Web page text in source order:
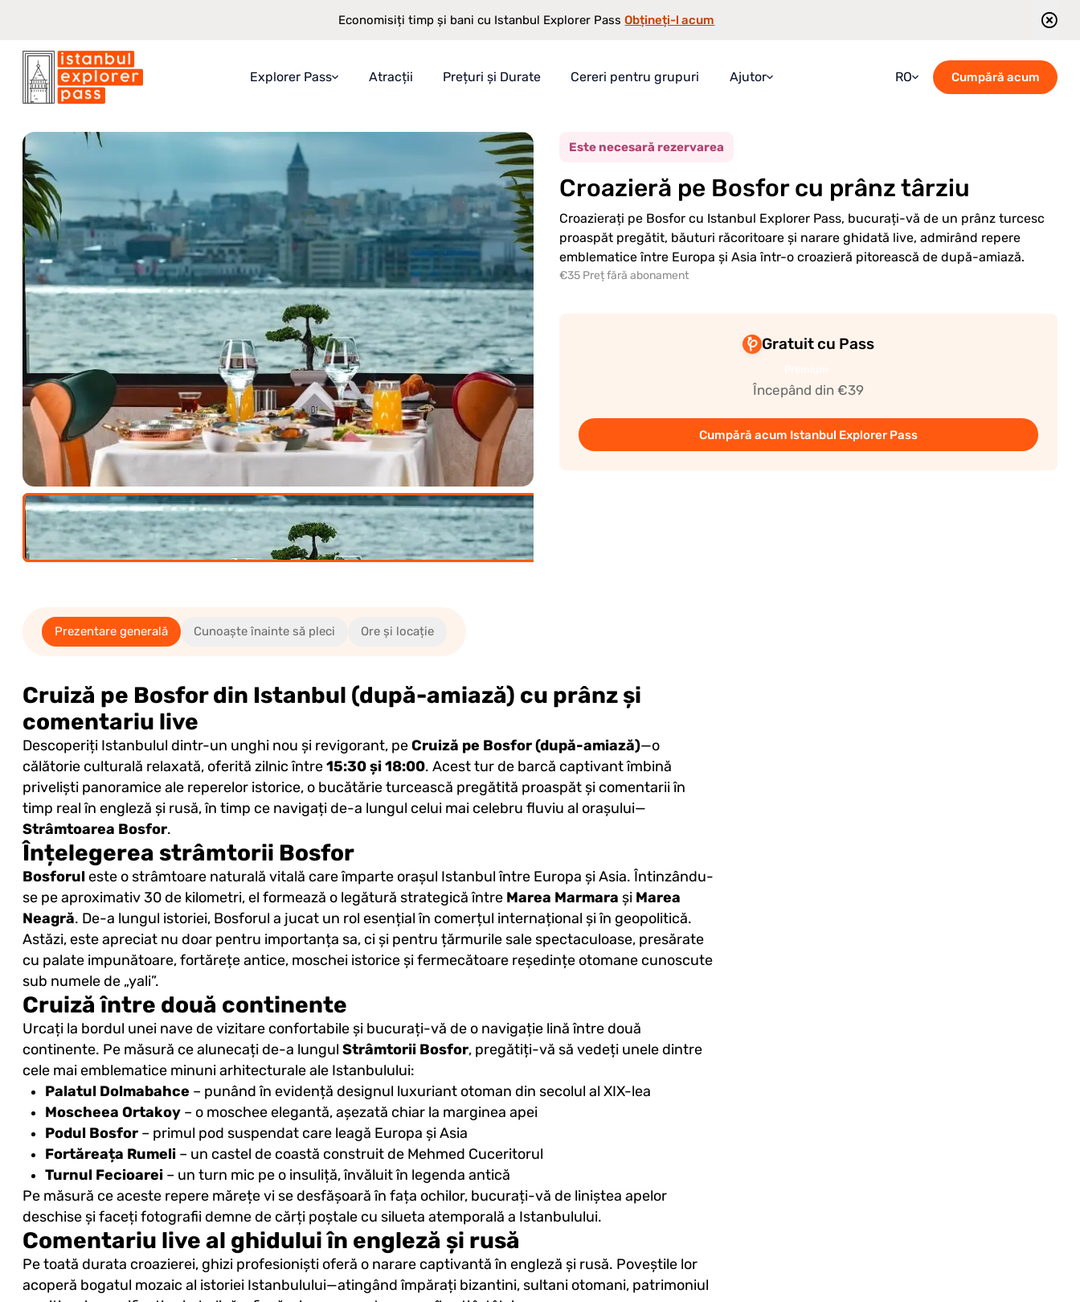
Economisiți timp și bani cu Istanbul Explorer PassObțineți-l acum
Explorer Pass
Ce Primești
Cum funcționează
Garanție de Economisire
Atracții Prețuri și Durate Cereri pentru grupuri Ajutor
Blog
Contactați-ne
Programul tururilor ghidate
RO
French
German
Italian
Cumpără acum
Istanbul Explorer Pass
Este necesară rezervarea
Croazieră pe Bosfor cu prânz târziu
Croazierați pe Bosfor cu Istanbul Explorer Pass, bucurați-vă de un prânz turcesc
proaspăt pregătit, băuturi răcoritoare și narare ghidată live, admirând repere
emblematice între Europa și Asia într-o croazieră pitorească de după-amiază.
€35 Preț fără abonament
Gratuit cu Pass
Începând din €39
Cumpără acum Istanbul Explorer Pass
Prezentare generală Cunoaște înainte să pleci Ore și locație
Cruiză pe Bosfor din Istanbul (după-amiază) cu prânz și
comentariu live
Descoperiți Istanbulul dintr-un unghi nou și revigorant, pe Cruiză pe Bosfor (după-amiază)—o
călătorie culturală relaxată, oferită zilnic între 15:30 și 18:00. Acest tur de barcă captivant îmbină
priveliști panoramice ale reperelor istorice, o bucătărie turcească pregătită proaspăt și comentarii în
timp real în engleză și rusă, în timp ce navigați de-a lungul celui mai celebru fluviu al orașului—
Strâmtoarea Bosfor.
Înțelegerea strâmtorii Bosfor
Bosforul este o strâmtoare naturală vitală care împarte orașul Istanbul între Europa și Asia. Întinzându-
se pe aproximativ 30 de kilometri, el formează o legătură strategică între Marea Marmara și Marea
Neagră. De-a lungul istoriei, Bosforul a jucat un rol esențial în comerțul internațional și în geopolitică.
Astăzi, este apreciat nu doar pentru importanța sa, ci și pentru țărmurile sale spectaculoase, presărate
cu palate impunătoare, fortărețe antice, moschei istorice și fermecătoare reședințe otomane cunoscute
sub numele de „yali”.
Cruiză între două continente
Urcați la bordul unei nave de vizitare confortabile și bucurați-vă de o navigație lină între două
continente. Pe măsură ce alunecați de-a lungul Strâmtorii Bosfor, pregătiți-vă să vedeți unele dintre
cele mai emblematice minuni arhitecturale ale Istanbulului:
Palatul Dolmabahce – punând în evidență designul luxuriant otoman din secolul al XIX-lea
Moscheea Ortakoy– o moschee elegantă, așezată chiar la marginea apei
Podul Bosfor– primul pod suspendat care leagă Europa și Asia
Fortăreața Rumeli– un castel de coastă construit de Mehmed Cuceritorul
Turnul Fecioarei– un turn mic pe o insuliță, învăluit în legenda antică
Pe măsură ce aceste repere mărețe vi se desfășoară în fața ochilor, bucurați-vă de liniștea apelor
deschise și faceți fotografii demne de cărți poștale cu silueta atemporală a Istanbulului.
Comentariu live al ghidului în engleză și rusă
Pe toată durata croazierei, ghizi profesioniști oferă o narare captivantă în engleză și rusă. Poveștile lor
acoperă bogatul mozaic al istoriei Istanbulului—atingând împărați bizantini, sultani otomani, patrimoniul